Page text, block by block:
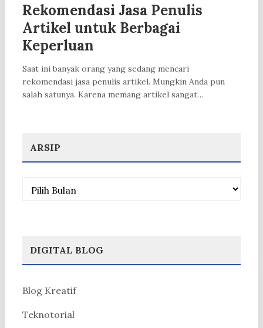
Rekomendasi Jasa Penulis
Artikel untuk Berbagai
Keperluan
Saat ini banyak orang yang sedang mencari
rekomendasi jasa penulis artikel. Mungkin Anda pun
salah satunya. Karena memang artikel sangat…
ARSIP
Arsip
DIGITAL BLOG
Blog Kreatif
Teknotorial